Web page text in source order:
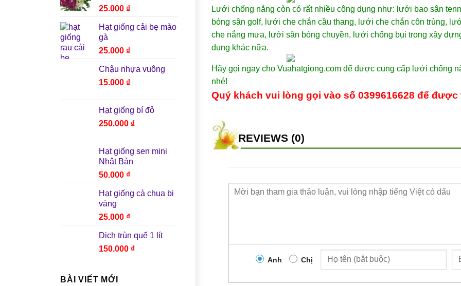
25.000 ₫
Hạt giống cải bẹ mào
gà
25.000 ₫
Chậu nhựa vuông
15.000 ₫
Hạt giống bí đỏ
250.000 ₫
Hạt giống sen mini
Nhật Bản
50.000 ₫
Hạt giống cà chua bi
vàng
25.000 ₫
Dịch trùn quế 1 lít
150.000 ₫
BÀI VIẾT MỚI
Lưới chống nắng còn có rất nhiều công dụng như: lưới bao sân
bóng sân golf, lưới che chắn cầu thang, lưới che chắn côn trùng,
che nắng mưa, lưới sân bóng chuyền, lưới chống bụi trong xây
dụng khác nữa.
Hãy gọi ngay cho Vuahatgiong.com để được cung cấp lưới chống
nhé!
Quý khách vui lòng gọi vào số 0399616628 để
REVIEWS (0)
Anh Chị